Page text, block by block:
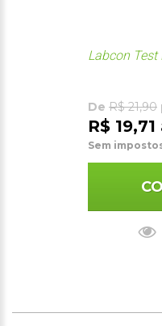
Labcon
De R$ 21,90
R$
Sem